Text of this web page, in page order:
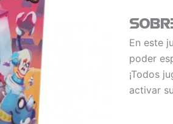
En este
poder
¡Todos
activar